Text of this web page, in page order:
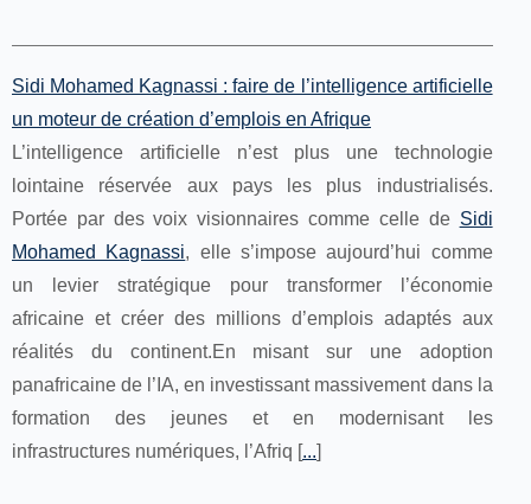
Sidi Mohamed Kagnassi : faire de l’intelligence artificielle
un moteur de création d’emplois en Afrique
L’intelligence artificielle n’est plus une technologie
lointaine réservée aux pays les plus industrialisés.
Portée par des voix visionnaires comme celle de Sidi
Mohamed Kagnassi, elle s’impose aujourd’hui comme
un levier stratégique pour transformer l’économie
africaine et créer des millions d’emplois adaptés aux
réalités du continent.En misant sur une adoption
panafricaine de l’IA, en investissant massivement dans la
formation des jeunes et en modernisant les
infrastructures numériques, l’Afriq [...]